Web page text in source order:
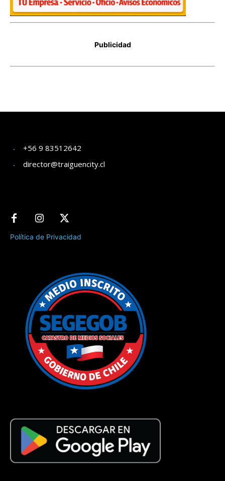
+56 9 83512642
director@traiguencity.cl
Política de Privacidad